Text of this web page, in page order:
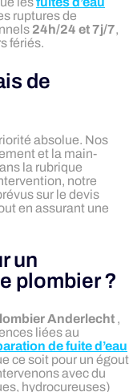
ruptures de
24h/24 et 7j/7,
fériés.
de
absolue. Nos
et la main-
la rubrique
notre
sur le devis
en assurant une
un
plombier ?
Anderlecht ,
liées au
de fuite d’eau
ce soit pour un égout
avec du
hydrocureuses)